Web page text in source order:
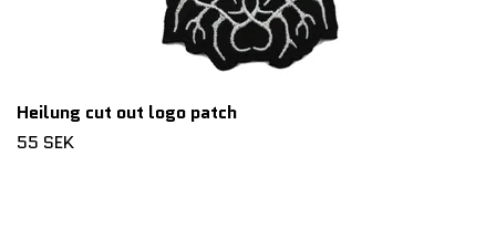
Heilung cut out logo patch
55 SEK